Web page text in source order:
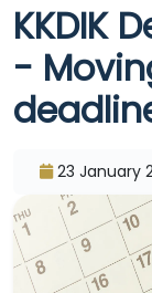
KKDIK
-
23 January